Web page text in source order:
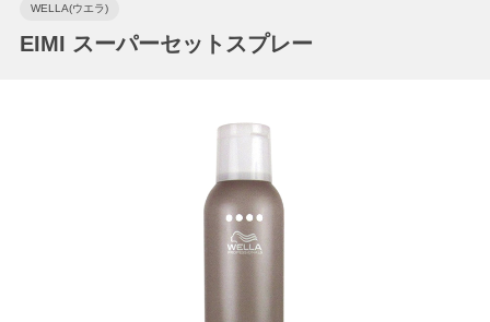
WELLA(ウエラ)
EIMI スーパーセットスプレー